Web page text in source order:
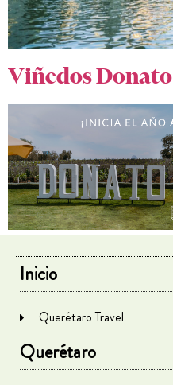
Viñedos Donato
Inicio
Querétaro Travel
Querétaro